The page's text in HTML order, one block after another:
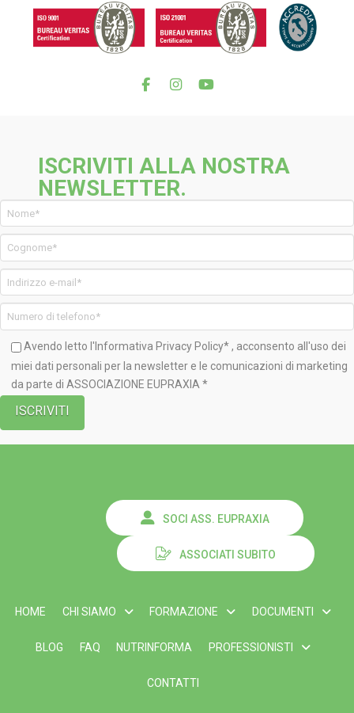
ISCRIVITI ALLA NOSTRA
NEWSLETTER.
Avendo letto l'Informativa Privacy Policy*, acconsento all'uso dei
miei dati personali per la newsletter e le comunicazioni di marketing
da parte di ASSOCIAZIONE EUPRAXIA *
SOCI ASS. EUPRAXIA
ASSOCIATI SUBITO
HOME CHI SIAMO FORMAZIONE DOCUMENTI
BLOG FAQ NUTRINFORMA PROFESSIONISTI
CONTATTI